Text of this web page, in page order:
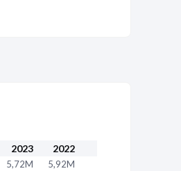
2023 2022
5,72M
5,92M